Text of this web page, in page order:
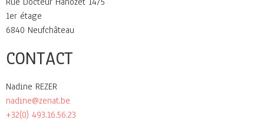
1er étage
6840 Neufchâteau
CONTACT
Nadine REZER
nadine@zenat.be
+32(0) 493.16.56.23